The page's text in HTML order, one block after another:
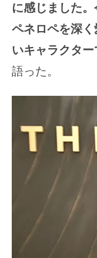
に感じました
ペネロペを深
いキャラクタ
語った。